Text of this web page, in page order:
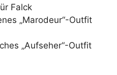
Falck
„Marodeur“-Outfit
„Aufseher“-Outfit